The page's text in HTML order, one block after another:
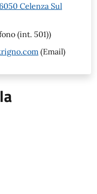
Celenza Sul
(int. 501))
(Email)